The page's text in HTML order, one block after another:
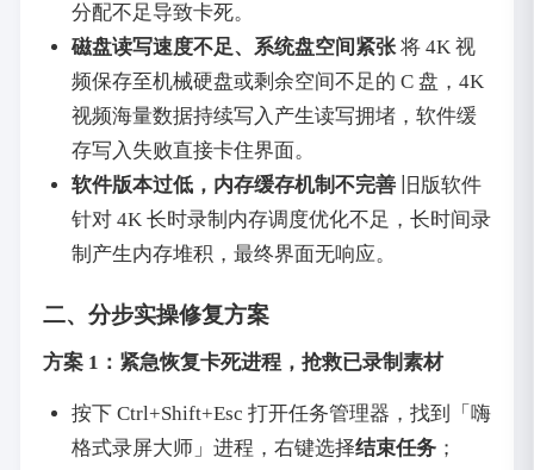
分配不足导致卡死。
磁盘读写速度不足、系统盘空间紧张将 4K 视
频保存至机械硬盘或剩余空间不足的 C 盘，4K
视频海量数据持续写入产生读写拥堵，软件缓
存写入失败直接卡住界面。
软件版本过低，内存缓存机制不完善旧版软件
针对 4K 长时录制内存调度优化不足，长时间录
制产生内存堆积，最终界面无响应。
二、分步实操修复方案
方案 1：紧急恢复卡死进程，抢救已录制素材
按下 Ctrl+Shift+Esc 打开任务管理器，找到「嗨
格式录屏大师」进程，右键选择结束任务；